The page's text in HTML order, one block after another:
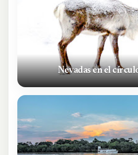
Nevadas en el